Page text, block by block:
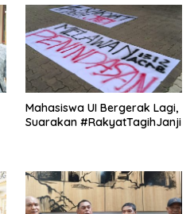
Mahasiswa UI Bergerak Lagi,
Suarakan #RakyatTagihJanji